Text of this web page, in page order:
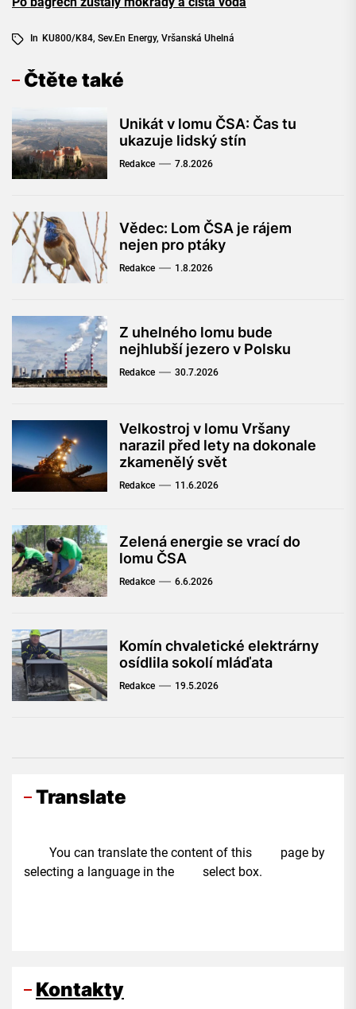
In KU800/K84, Sev.en Energy, Vršanská Uhelná
Čtěte také
Unikát v lomu ČSA: Čas tu
ukazuje lidský stín
Redakce 7.8.2026
Vědec: Lom ČSA je rájem
nejen pro ptáky
Redakce 1.8.2026
Z uhelného lomu bude
nejhlubší jezero v Polsku
Redakce 30.7.2026
Velkostroj v lomu Vršany
narazil před lety na dokonale
zkamenělý svět
Redakce 11.6.2026
Zelená energie se vrací do
lomu ČSA
Redakce 6.6.2026
Komín chvaletické elektrárny
osídlila sokolí mláďata
Redakce 19.5.2026
Translate
You can translate the content of this page by
selecting a language in the select box.
Kontakty